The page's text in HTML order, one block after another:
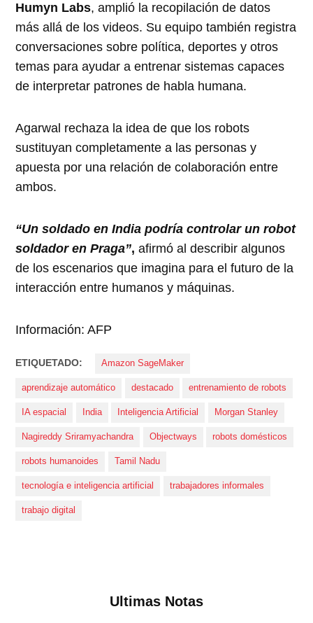
Humyn Labs, amplió la recopilación de datos
más allá de los videos. Su equipo también registra
conversaciones sobre política, deportes y otros
temas para ayudar a entrenar sistemas capaces
de interpretar patrones de habla humana.
Agarwal rechaza la idea de que los robots
sustituyan completamente a las personas y
apuesta por una relación de colaboración entre
ambos.
“Un soldado en India podría controlar un robot
soldador en Praga”, afirmó al describir algunos
de los escenarios que imagina para el futuro de la
interacción entre humanos y máquinas.
Información: AFP
ETIQUETADO: Amazon SageMaker
aprendizaje automático destacado entrenamiento de robots
IA espacial India Inteligencia Artificial Morgan Stanley
Nagireddy Sriramyachandra Objectways robots domésticos
robots humanoides Tamil Nadu
tecnología e inteligencia artificial trabajadores informales
trabajo digital
Ultimas Notas